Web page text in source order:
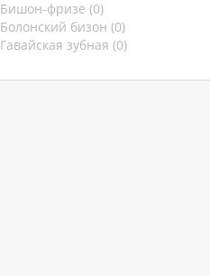
Бишон-фризе (0)
Болонский бизон (0)
Гавайская зубная (0)